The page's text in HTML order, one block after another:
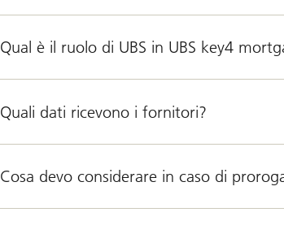
Qual è il ruolo di UBS in UBS key4
Quali dati ricevono i fornitori?
Cosa devo considerare in caso di